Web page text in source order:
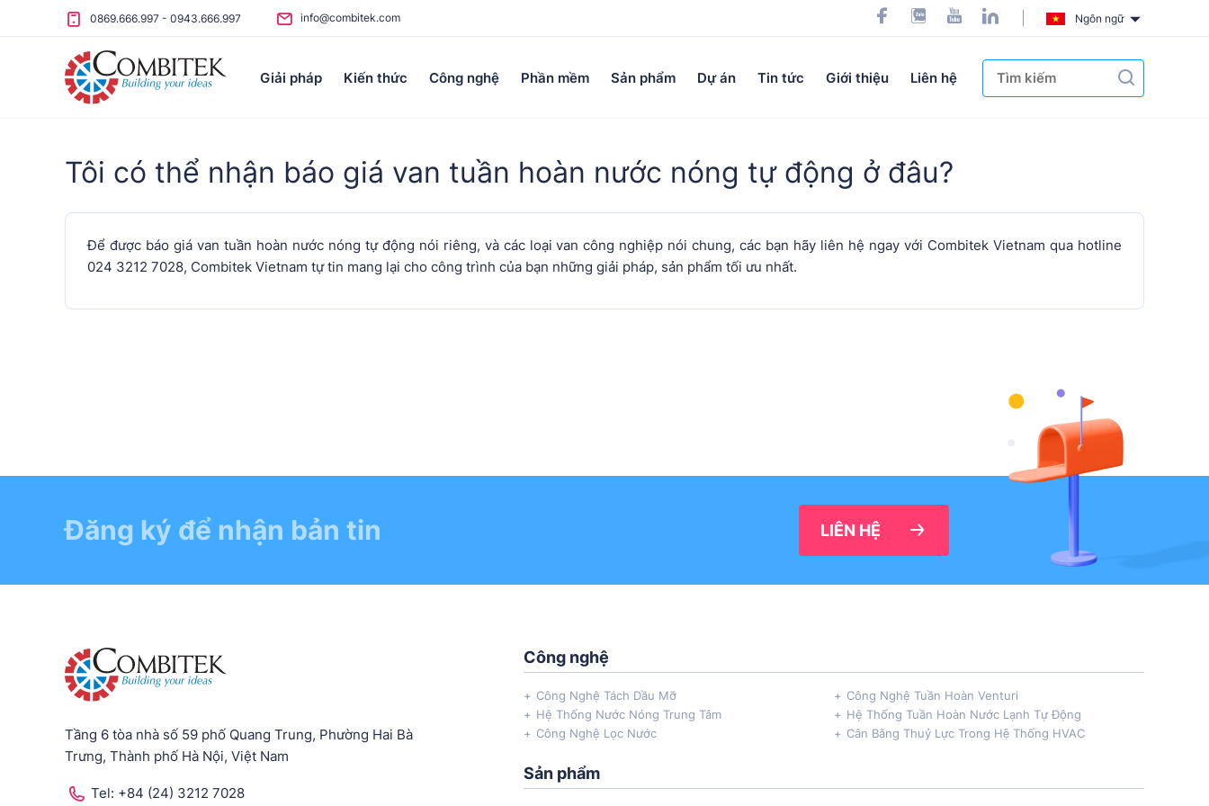
Skip to content
0869.666.997 - 0943.666.997 info@combitek.com Ngôn ngữ
Giải pháp Kiến thức Công nghệ Phần mềm Sản phẩm Dự án Tin tức Giới thiệu Liên hệ
Tôi có thể nhận báo giá van tuần hoàn nước nóng tự động ở đâu?
Để được báo giá van tuần hoàn nước nóng tự động nói riêng, và các loại van công nghiệp nói chung, các bạn hãy liên hệ ngay với Combitek Vietnam qua hotline
024 3212 7028, Combitek Vietnam tự tin mang lại cho công trình của bạn những giải pháp, sản phẩm tối ưu nhất.
Đăng ký để nhận bản tin LIÊN HỆ
Công nghệ
Công Nghệ Tách Dầu Mỡ
Công Nghệ Tuần Hoàn Venturi
Hệ Thống Nước Nóng Trung Tâm
Hệ Thống Tuần Hoàn Nước Lạnh Tự Động
Công Nghệ Lọc Nước
Cân Bằng Thuỷ Lực Trong Hệ Thống HVAC
Sản phẩm
Tầng 6 tòa nhà số 59 phố Quang Trung, Phường Hai Bà
Trưng, Thành phố Hà Nội, Việt Nam
Tel: +84 (24) 3212 7028